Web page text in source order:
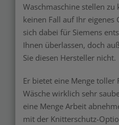
Waschmaschine stellen
keinen Fall auf Ihr eigenes
sich dabei für Siemens
Ihnen überlassen, doch
Sie diesen Hersteller nicht.
Er bietet eine Menge toller
Wäsche wirklich sehr
eine Menge Arbeit
mit der Knitterschutz-